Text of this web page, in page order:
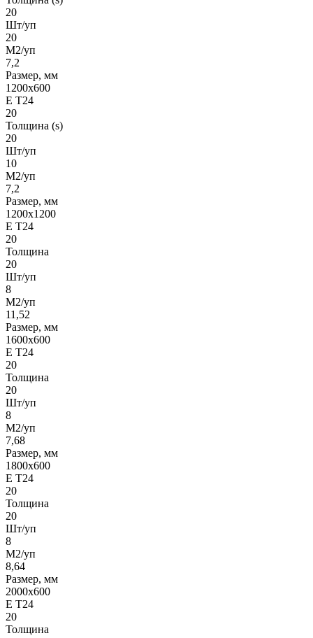
20
Шт/уп
20
М2/уп
7,2
Размер, мм
1200x600
Е Т24
20
Толщина (s)
20
Шт/уп
10
М2/уп
7,2
Размер, мм
1200х1200
Е Т24
20
Толщина
20
Шт/уп
8
М2/уп
11,52
Размер, мм
1600х600
Е Т24
20
Толщина
20
Шт/уп
8
М2/уп
7,68
Размер, мм
1800х600
Е Т24
20
Толщина
20
Шт/уп
8
М2/уп
8,64
Размер, мм
2000х600
Е Т24
20
Толщина